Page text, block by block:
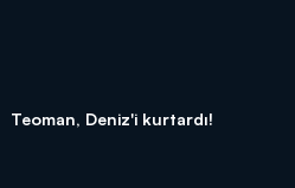
Teoman, Deniz'i kurtardı!